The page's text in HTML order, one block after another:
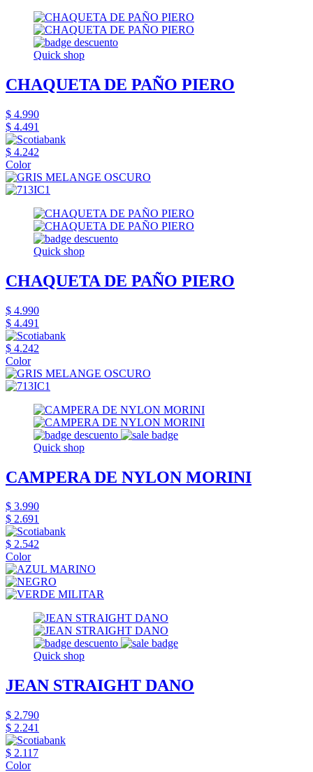
Quick shop
CHAQUETA DE PAÑO PIERO
$ 4.990
$ 4.491
$ 4.242
Color
Quick shop
CHAQUETA DE PAÑO PIERO
$ 4.990
$ 4.491
$ 4.242
Color
Quick shop
CAMPERA DE NYLON MORINI
$ 3.990
$ 2.691
$ 2.542
Color
Quick shop
JEAN STRAIGHT DANO
$ 2.790
$ 2.241
$ 2.117
Color